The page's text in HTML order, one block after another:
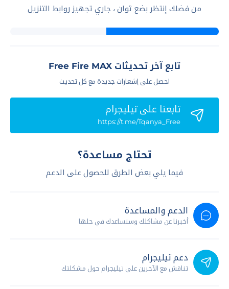
من فضلك إنتظر بضع ثوان ، جاري تجهيز روابط التنزيل
تابع آخر تحديثات Free Fire MAX
احصل على إشعارات جديدة مع كل تحديث
تابعنا علي تيليجرام
https://t.me/Tqanya_Free
تحتاج مساعدة؟
فيما يلي بعض الطرق للحصول على الدعم
الدعم والمساعدة
أخبرنا عن مشاكلك وسنساعدك في حلها
دعم تيليجرام
تناقش مع الآخرين على تيليجرام حول مشكلتك